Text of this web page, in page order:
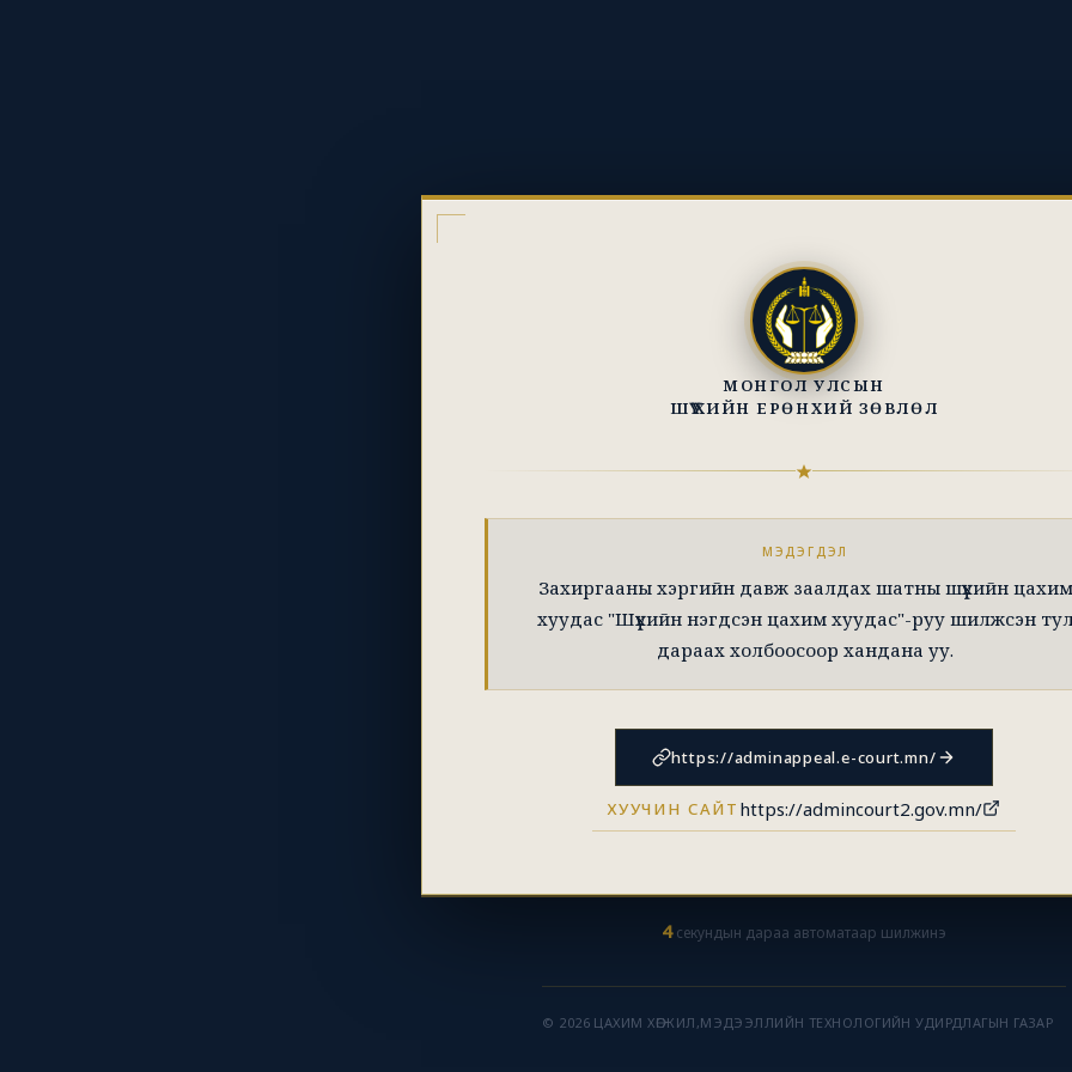
МОНГОЛ УЛСЫН
ШҮҮХИЙН ЕРӨНХИЙ ЗӨВЛӨЛ
МЭДЭГДЭЛ
Захиргааны хэргийн давж заалдах шатны шүүхийн цахим
хуудас "Шүүхийн нэгдсэн цахим хуудас"-руу шилжсэн
дараах холбоосоор хандана уу.
https://adminappeal.e-court.mn/
ХУУЧИН САЙТ https://admincourt2.gov.mn/
4секундын дараа автоматаар шилжинэ
© 2026 ЦАХИМ ХӨГЖИЛ,МЭДЭЭЛЛИЙН ТЕХНОЛОГИЙН УДИРДЛАГЫН ГАЗАР